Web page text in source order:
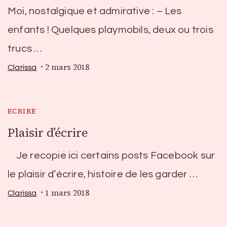
Moi, nostalgique et admirative : – Les
enfants ! Quelques playmobils, deux ou trois
trucs …
Clarissa 2 mars 2018
ECRIRE
Plaisir d’écrire
Je recopie ici certains posts Facebook sur
le plaisir d’écrire, histoire de les garder …
Clarissa 1 mars 2018